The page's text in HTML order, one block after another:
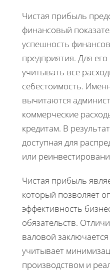
Чистая прибыль
финансовый
успешность
предприятия. Для
учитывать все
себестоимость.
вычитаются
коммерческие
кредитам. В
доступная для
или
Чистая прибыль
который позволяет
эффективность
обязательств.
валовой
учитывает
производством и